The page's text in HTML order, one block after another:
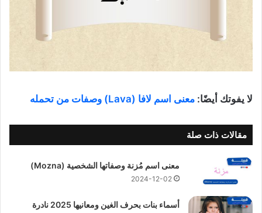
لا يفوتك أيضًا: معنى اسم لافا (Lava) وصفات من تحمله
مقالات ذات صلة
معنى اسم مُزنة وصفاتها الشخصية (Mozna)
2024-12-02
أسماء بنات بحرف الغين ومعانيها 2025 نادرة